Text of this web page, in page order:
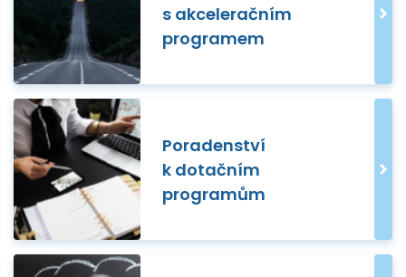
s akceleračním
programem
Poradenství
k dotačním
programům